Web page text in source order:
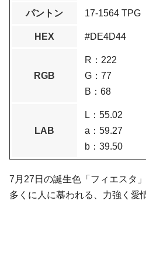
パントン 17-1564 TPG
HEX #DE4D44
RGB
R：222
G：77
B：68
LAB
L：55.02
a：59.27
b：39.50
7月27日の誕生色「フィエスタ」
多くに人に慕われる、力強く愛